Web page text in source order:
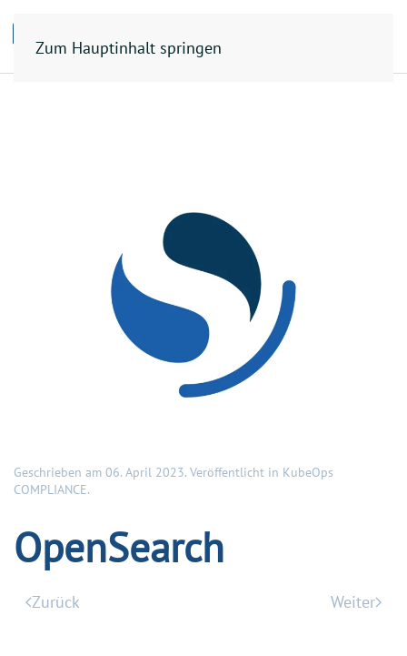
Zum Hauptinhalt springen
Geschrieben am 06. April 2023. Veröffentlicht in KubeOps
COMPLIANCE.
OpenSearch
Zurück Weiter